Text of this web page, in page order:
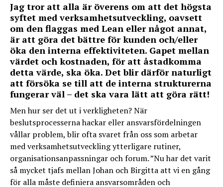
Jag tror att alla är överens om att det högsta
syftet med verksamhetsutveckling, oavsett
om den flaggas med Lean eller något annat,
är att göra det bättre för kunden och/eller
öka den interna effektiviteten. Gapet mellan
värdet och kostnaden, för att åstadkomma
detta värde, ska öka. Det blir därför naturligt
att försöka se till att de interna strukturerna
fungerar väl – det ska vara lätt att göra rätt!
Men hur ser det ut i verkligheten? När
beslutsprocesserna hackar eller ansvarsfördelningen
vållar problem, blir ofta svaret från oss som arbetar
med verksamhetsutveckling ytterligare rutiner,
organisationsanpassningar och forum. ”Nu har det varit
så mycket tjafs mellan Johan och Birgitta att vi en gång
för alla måste definiera ansvarsområden och